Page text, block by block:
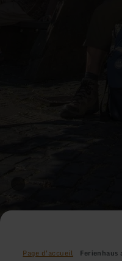
Page d'accueil Ferienhaus